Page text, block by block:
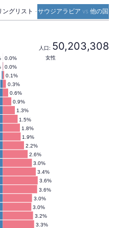
ングリスト -サウジアラビア vs 他の国
人口: 50,203,308
3.3%
3.2%
3.0%
3.0%
3.6%
3.6%
3.4%
3.0%
2.6%
2.2%
1.9%
1.8%
1.5%
1.3%
0.9%
0.6%
0.3%
0.1%
0.0%
0.0% 女性